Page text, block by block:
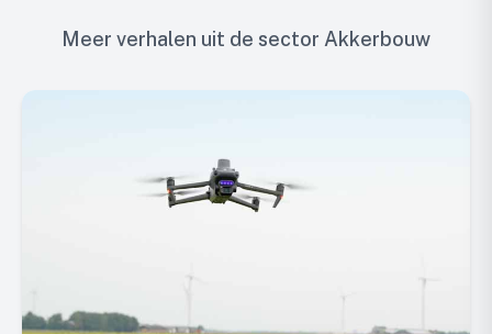
Meer verhalen uit de sector Akkerbouw